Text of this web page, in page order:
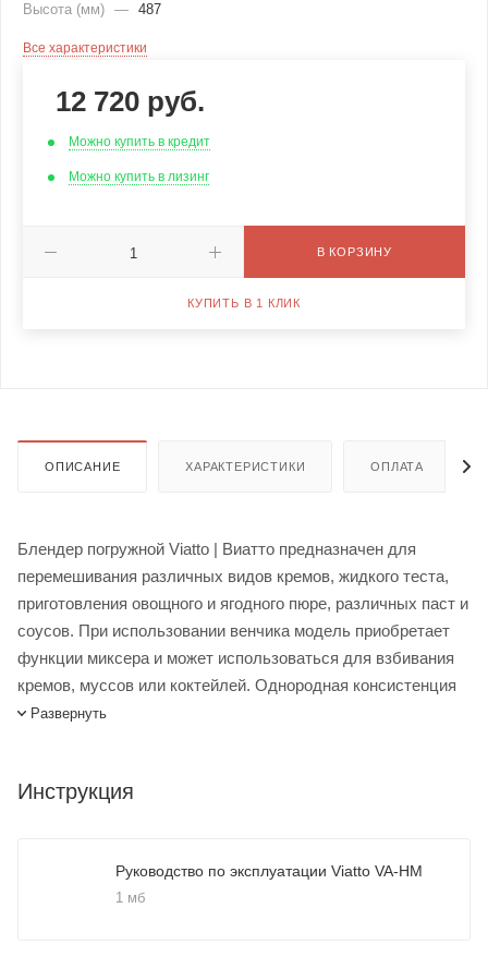
Высота (мм) — 487
Все характеристики
12 720 руб.
Можно купить в кредит
Можно купить в лизинг
В КОРЗИНУ
КУПИТЬ В 1 КЛИК
ОПИСАНИЕ ХАРАКТЕРИСТИКИ ОПЛАТА
Блендер погружной Viatto | Виатто предназначен для
перемешивания различных видов кремов, жидкого теста,
приготовления овощного и ягодного пюре, различных паст и
соусов. При использовании венчика модель приобретает
функции миксера и может использоваться для взбивания
кремов, муссов или коктейлей. Однородная консистенция
готового продукта достигается благодаря плавному
позволяет выбрать оптимальный режим приготовления для
облегчают работу с оборудованием. Рекомендуется к
применению на предприятиях общественного питания и
Развернуть
Инструкция
Руководство по эксплуатации Viatto VA-HM
1 мб